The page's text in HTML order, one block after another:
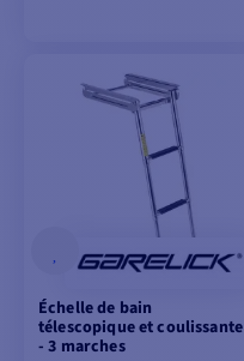
VOIR LES MODÈLES
Échelle de bain
télescopique et coulissante
- 3 marches